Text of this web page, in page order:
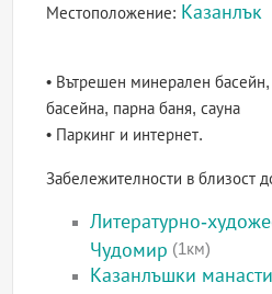
Местоположение: Казанлък
• Вътрешен минерален
басейна, парна баня, сауна
• Паркинг и интернет.
Забележителности в близост
Литературно-
Чудомир (1км)
Казанлъшки